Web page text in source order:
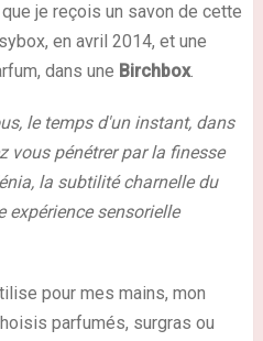
je reçois un savon de cette
en avril 2014, et une
dans une Birchbox.
le temps d'un instant, dans
vous pénétrer par la finesse
la subtilité charnelle du
expérience sensorielle
pour mes mains, mon
parfumés, surgras ou